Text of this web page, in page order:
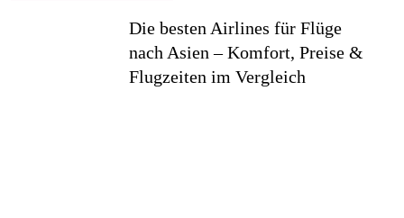
Die besten Airlines für Flüge
nach Asien – Komfort, Preise &
Flugzeiten im Vergleich